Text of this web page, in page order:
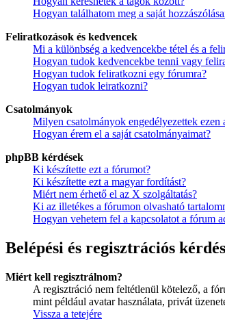
Hogyan találhatom meg a saját
Feliratkozások és kedvencek
Mi a különbség a kedvencekbe tétel és a
Hogyan tudok kedvencekbe tenni vagy
Hogyan tudok feliratkozni egy fórumra?
Hogyan tudok leiratkozni?
Csatolmányok
Milyen csatolmányok engedélyezettek ezen
Hogyan érem el a saját csatolmányaimat?
phpBB kérdések
Ki készítette ezt a fórumot?
Ki készítette ezt a magyar fordítást?
Miért nem érhető el az X szolgáltatás?
Ki az illetékes a fórumon olvasható
Hogyan vehetem fel a kapcsolatot a fórum
Belépési és regisztrációs
Miért kell regisztrálnom?
A regisztráció nem feltétlenül kötelező, a
mint például avatar használata, privát
Vissza a tetejére